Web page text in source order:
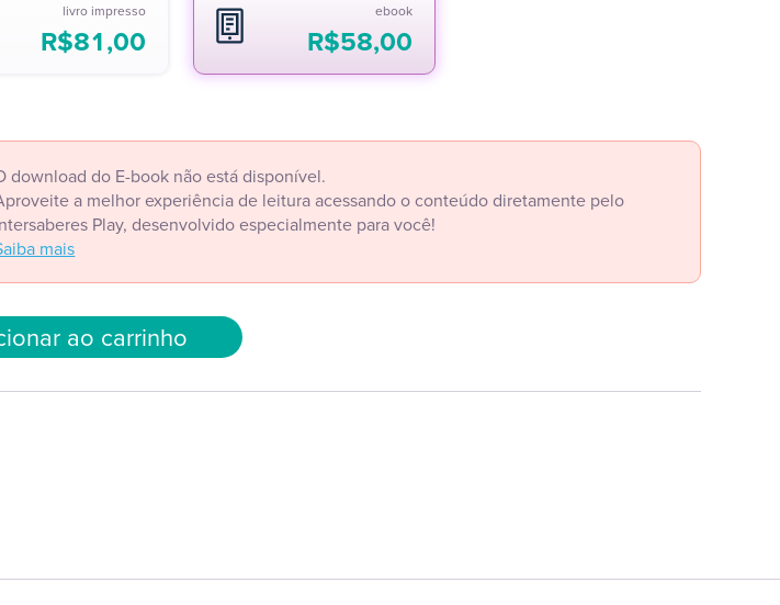
livro impresso
R$81,00
ebook
R$58,00
download do E-book não está disponível.
a melhor experiência de leitura acessando o conteúdo diretamente pelo
Play, desenvolvido especialmente para você!
mais
ao carrinho